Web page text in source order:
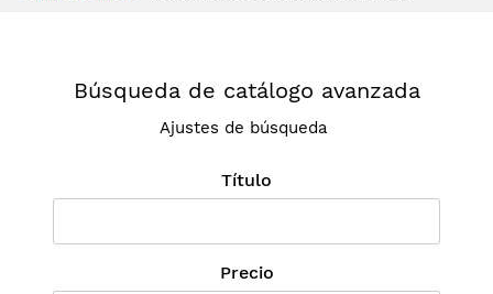
Búsqueda de catálogo avanzada
Ajustes de búsqueda
Título
Precio